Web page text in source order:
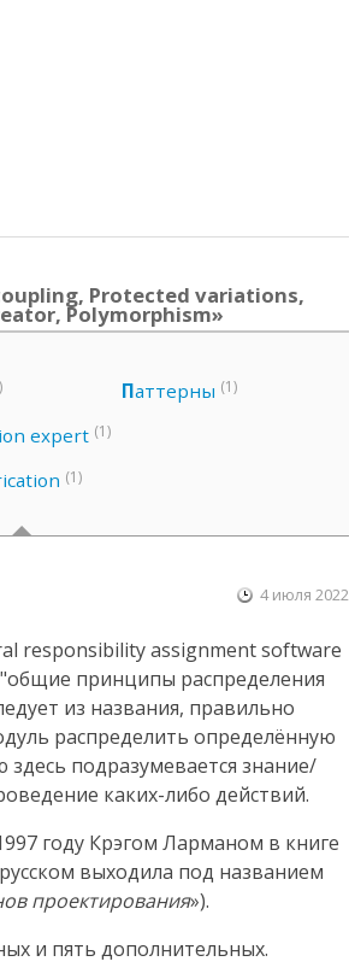
Protected variations,
Polymorphism»
expert (1)
(1)
Паттерны (1)
4 июля 2022
responsibility assignment software
принципы распределения
из названия, правильно
распределить определённую
подразумевается знание/
каких-либо действий.
году Крэгом Ларманом в книге
выходила под названием
проектирования»).
и пять дополнительных.